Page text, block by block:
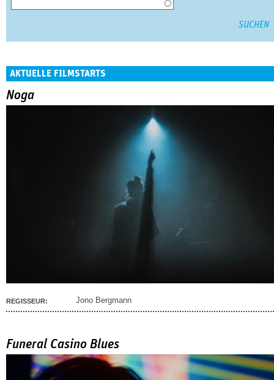
AKTUELLE FILMSTARTS
Noga
REGISSEUR: Jono Bergmann
Funeral Casino Blues